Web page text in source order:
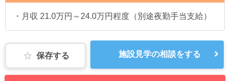
・月収 21.0万円～24.0万円程度（別途夜勤手当支給）
保存する 施設見学の相談をする